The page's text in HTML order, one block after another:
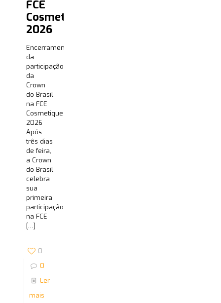
FCE
Cosmetique
2026
Encerramento
da
participação
da
Crown
do Brasil
na FCE
Cosmetique
2026
Após
três dias
de feira,
a Crown
do Brasil
celebra
sua
primeira
participação
na FCE
[…]
0
0
Ler
mais